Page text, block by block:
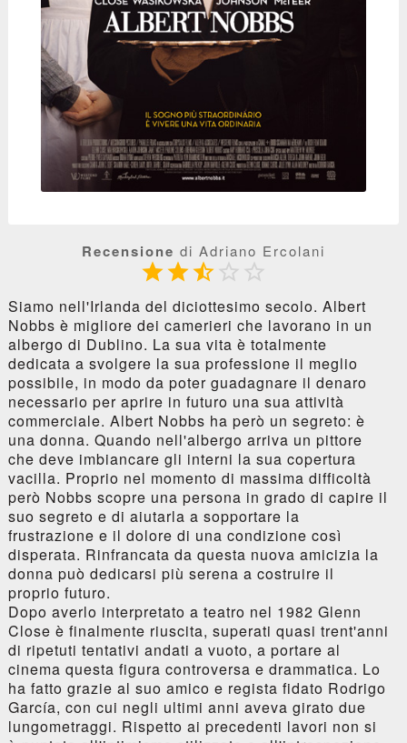
Recensione di Adriano Ercolani
  
Siamo nell'Irlanda del diciottesimo secolo. Albert
Nobbs è migliore dei camerieri che lavorano in un
albergo di Dublino. La sua vita è totalmente
dedicata a svolgere la sua professione il meglio
possibile, in modo da poter guadagnare il denaro
necessario per aprire in futuro una sua attività
commerciale. Albert Nobbs ha però un segreto: è
una donna. Quando nell'albergo arriva un pittore
che deve imbiancare gli interni la sua copertura
vacilla. Proprio nel momento di massima difficoltà
però Nobbs scopre una persona in grado di capire il
suo segreto e di aiutarla a sopportare la
frustrazione e il dolore di una condizione così
disperata. Rinfrancata da questa nuova amicizia la
donna può dedicarsi più serena a costruire il
proprio futuro.
Dopo averlo interpretato a teatro nel 1982 Glenn
Close è finalmente riuscita, superati quasi trent'anni
di ripetuti tentativi andati a vuoto, a portare al
cinema questa figura controversa e drammatica. Lo
ha fatto grazie al suo amico e regista fidato Rodrigo
García, con cui negli ultimi anni aveva girato due
lungometraggi. Rispetto ai precedenti lavori non si